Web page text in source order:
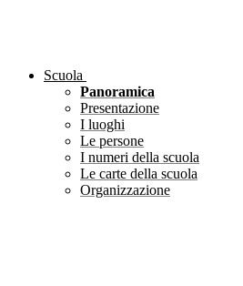
Scuola
Panoramica
Presentazione
I luoghi
Le persone
I numeri della scuola
Le carte della scuola
Organizzazione